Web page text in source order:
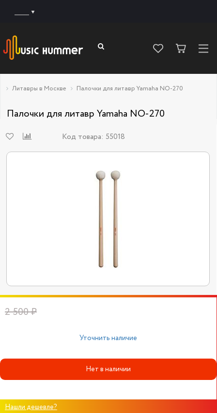
Литавры в Москве Палочки для литавр Yamaha NO-270
Палочки для литавр Yamaha NO-270
Код товара: 55018
2 500 ₽
Уточнить наличие
Нет в наличии
Нашли дешевле?